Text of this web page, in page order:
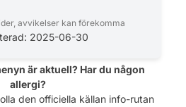
11:00 - 22:00
11:00 - 22:00
avvikelser kan förekomma
2025-06-30
är aktuell? Har du någon
allergi?
den officiella källan info-rutan